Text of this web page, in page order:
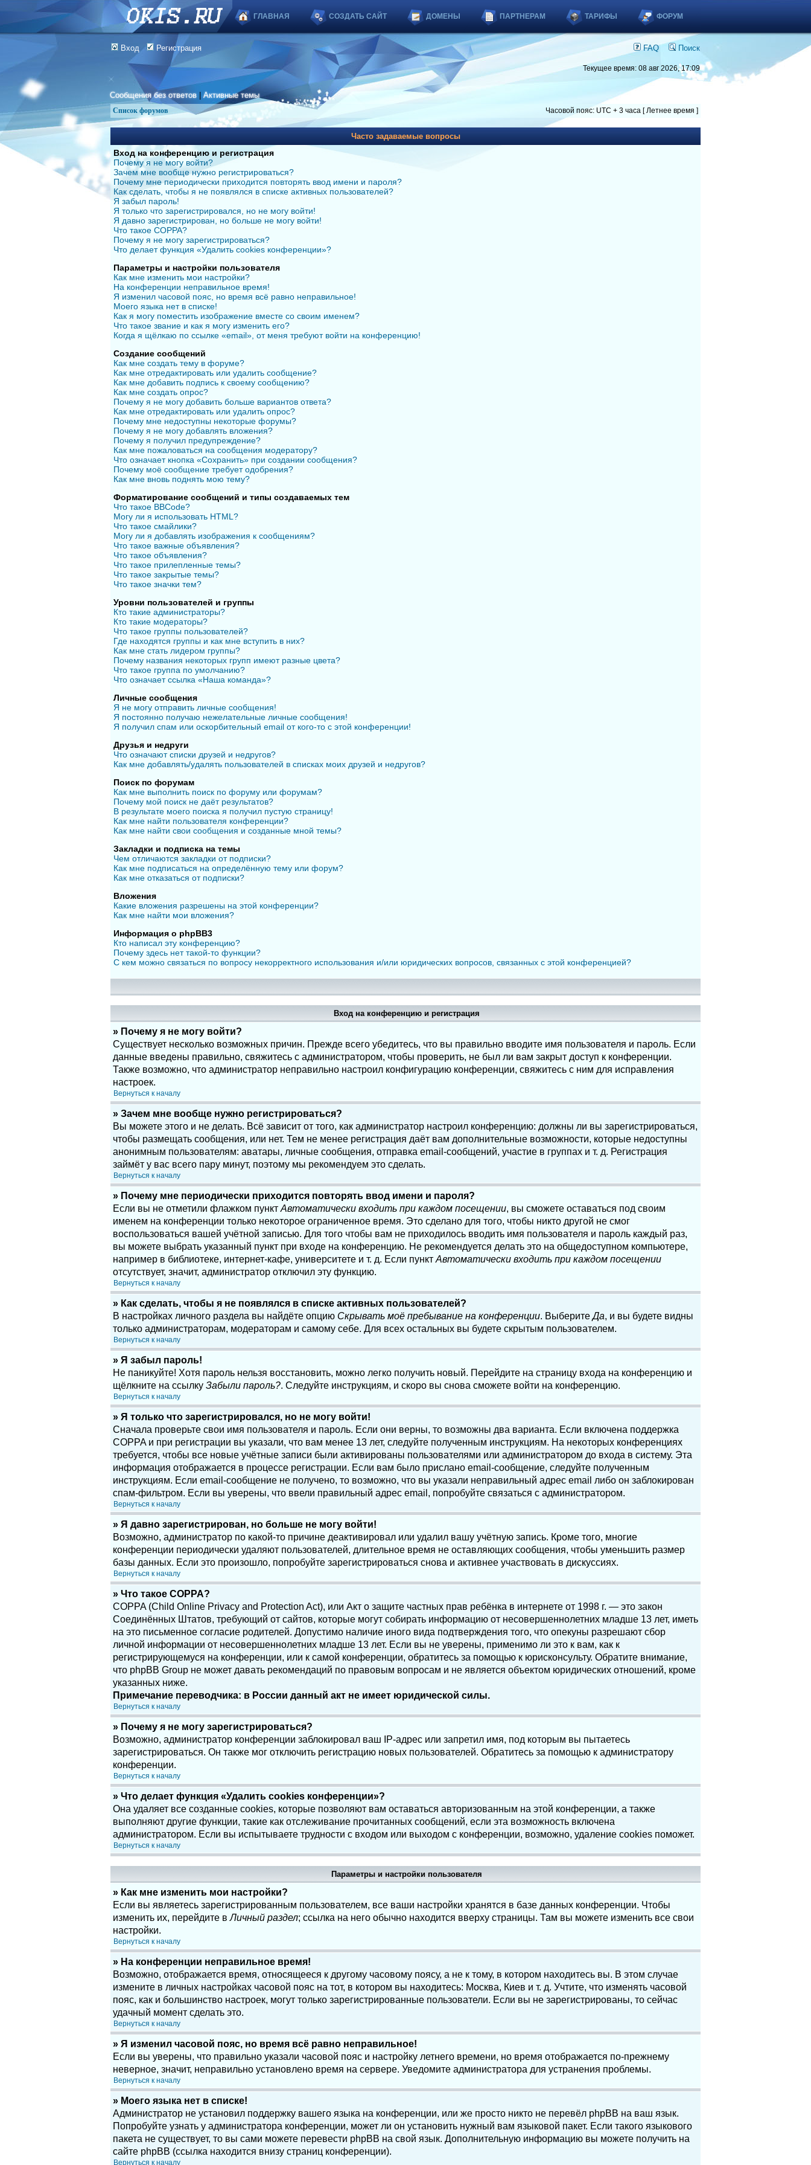
ГЛАВНАЯ СОЗДАТЬ САЙТ ДОМЕНЫ ПАРТНЕРАМ ТАРИФЫ ФОРУМ
Вход Регистрация FAQ Поиск
Текущее время: 08 авг 2026, 17:09
Сообщения без ответов |Активные темы
Список форумов Часовой пояс: UTC + 3 часа [ Летнее время ]
Часто задаваемые вопросы
Вход на конференцию и регистрация
Почему я не могу войти?
Зачем мне вообще нужно регистрироваться?
Почему мне периодически приходится повторять ввод имени и пароля?
Как сделать, чтобы я не появлялся в списке активных пользователей?
Я забыл пароль!
Я только что зарегистрировался, но не могу войти!
Я давно зарегистрирован, но больше не могу войти!
Что такое COPPA?
Почему я не могу зарегистрироваться?
Что делает функция «Удалить cookies конференции»?
Параметры и настройки пользователя
Как мне изменить мои настройки?
На конференции неправильное время!
Я изменил часовой пояс, но время всё равно неправильное!
Моего языка нет в списке!
Как я могу поместить изображение вместе со своим именем?
Что такое звание и как я могу изменить его?
Когда я щёлкаю по ссылке «email», от меня требуют войти на конференцию!
Создание сообщений
Как мне создать тему в форуме?
Как мне отредактировать или удалить сообщение?
Как мне добавить подпись к своему сообщению?
Как мне создать опрос?
Почему я не могу добавить больше вариантов ответа?
Как мне отредактировать или удалить опрос?
Почему мне недоступны некоторые форумы?
Почему я не могу добавлять вложения?
Почему я получил предупреждение?
Как мне пожаловаться на сообщения модератору?
Что означает кнопка «Сохранить» при создании сообщения?
Почему моё сообщение требует одобрения?
Как мне вновь поднять мою тему?
Форматирование сообщений и типы создаваемых тем
Что такое BBCode?
Могу ли я использовать HTML?
Что такое смайлики?
Могу ли я добавлять изображения к сообщениям?
Что такое важные объявления?
Что такое объявления?
Что такое прилепленные темы?
Что такое закрытые темы?
Что такое значки тем?
Уровни пользователей и группы
Кто такие администраторы?
Кто такие модераторы?
Что такое группы пользователей?
Где находятся группы и как мне вступить в них?
Как мне стать лидером группы?
Почему названия некоторых групп имеют разные цвета?
Что такое группа по умолчанию?
Что означает ссылка «Наша команда»?
Личные сообщения
Я не могу отправить личные сообщения!
Я постоянно получаю нежелательные личные сообщения!
Я получил спам или оскорбительный email от кого-то с этой конференции!
Друзья и недруги
Что означают списки друзей и недругов?
Как мне добавлять/удалять пользователей в списках моих друзей и недругов?
Поиск по форумам
Как мне выполнить поиск по форуму или форумам?
Почему мой поиск не даёт результатов?
В результате моего поиска я получил пустую страницу!
Как мне найти пользователя конференции?
Как мне найти свои сообщения и созданные мной темы?
Закладки и подписка на темы
Чем отличаются закладки от подписки?
Как мне подписаться на определённую тему или форум?
Как мне отказаться от подписки?
Вложения
Какие вложения разрешены на этой конференции?
Как мне найти мои вложения?
Информация о phpBB3
Кто написал эту конференцию?
Почему здесь нет такой-то функции?
С кем можно связаться по вопросу некорректного использования и/или юридических вопросов, связанных с этой конференцией?
Вход на конференцию и регистрация
» Почему я не могу войти?
Существует несколько возможных причин. Прежде всего убедитесь, что вы правильно вводите имя пользователя и пароль. Если
данные введены правильно, свяжитесь с администратором, чтобы проверить, не был ли вам закрыт доступ к конференции.
Также возможно, что администратор неправильно настроил конфигурацию конференции, свяжитесь с ним для исправления
настроек.
Вернуться к началу
» Зачем мне вообще нужно регистрироваться?
Вы можете этого и не делать. Всё зависит от того, как администратор настроил конференцию: должны ли вы зарегистрироваться,
чтобы размещать сообщения, или нет. Тем не менее регистрация даёт вам дополнительные возможности, которые недоступны
анонимным пользователям: аватары, личные сообщения, отправка email-сообщений, участие в группах и т. д. Регистрация
займёт у вас всего пару минут, поэтому мы рекомендуем это сделать.
Вернуться к началу
» Почему мне периодически приходится повторять ввод имени и пароля?
Если вы не отметили флажком пункт Автоматически входить при каждом посещении, вы сможете оставаться под своим
именем на конференции только некоторое ограниченное время. Это сделано для того, чтобы никто другой не смог
воспользоваться вашей учётной записью. Для того чтобы вам не приходилось вводить имя пользователя и пароль каждый раз,
вы можете выбрать указанный пункт при входе на конференцию. Не рекомендуется делать это на общедоступном компьютере,
например в библиотеке, интернет-кафе, университете и т. д. Если пункт Автоматически входить при каждом посещении
отсутствует, значит, администратор отключил эту функцию.
Вернуться к началу
» Как сделать, чтобы я не появлялся в списке активных пользователей?
В настройках личного раздела вы найдёте опцию Скрывать моё пребывание на конференции. ВыберитеДа, и вы будете видны
только администраторам, модераторам и самому себе. Для всех остальных вы будете скрытым пользователем.
Вернуться к началу
» Я забыл пароль!
Не паникуйте! Хотя пароль нельзя восстановить, можно легко получить новый. Перейдите на страницу входа на конференцию и
щёлкните на ссылку Забыли пароль?. Следуйте инструкциям, и скоро вы снова сможете войти на конференцию.
Вернуться к началу
» Я только что зарегистрировался, но не могу войти!
Сначала проверьте свои имя пользователя и пароль. Если они верны, то возможны два варианта. Если включена поддержка
COPPA и при регистрации вы указали, что вам менее 13 лет, следуйте полученным инструкциям. На некоторых конференциях
требуется, чтобы все новые учётные записи были активированы пользователями или администратором до входа в систему. Эта
информация отображается в процессе регистрации. Если вам было прислано email-сообщение, следуйте полученным
инструкциям. Если email-сообщение не получено, то возможно, что вы указали неправильный адрес email либо он заблокирован
спам-фильтром. Если вы уверены, что ввели правильный адрес email, попробуйте связаться с администратором.
Вернуться к началу
» Я давно зарегистрирован, но больше не могу войти!
Возможно, администратор по какой-то причине деактивировал или удалил вашу учётную запись. Кроме того, многие
конференции периодически удаляют пользователей, длительное время не оставляющих сообщения, чтобы уменьшить размер
базы данных. Если это произошло, попробуйте зарегистрироваться снова и активнее участвовать в дискуссиях.
Вернуться к началу
» Что такое COPPA?
COPPA (Child Online Privacy and Protection Act), или Акт о защите частных прав ребёнка в интернете от 1998 г. — это закон
Соединённых Штатов, требующий от сайтов, которые могут собирать информацию от несовершеннолетних младше 13 лет, иметь
на это письменное согласие родителей. Допустимо наличие иного вида подтверждения того, что опекуны разрешают сбор
личной информации от несовершеннолетних младше 13 лет. Если вы не уверены, применимо ли это к вам, как к
регистрирующемуся на конференции, или к самой конференции, обратитесь за помощью к юрисконсульту. Обратите внимание,
что phpBB Group не может давать рекомендаций по правовым вопросам и не является объектом юридических отношений, кроме
указанных ниже.
Примечание переводчика: в России данный акт не имеет юридической силы.
Вернуться к началу
» Почему я не могу зарегистрироваться?
Возможно, администратор конференции заблокировал ваш IP-адрес или запретил имя, под которым вы пытаетесь
зарегистрироваться. Он также мог отключить регистрацию новых пользователей. Обратитесь за помощью к администратору
конференции.
Вернуться к началу
» Что делает функция «Удалить cookies конференции»?
Она удаляет все созданные cookies, которые позволяют вам оставаться авторизованным на этой конференции, а также
выполняют другие функции, такие как отслеживание прочитанных сообщений, если эта возможность включена
администратором. Если вы испытываете трудности с входом или выходом с конференции, возможно, удаление cookies поможет.
Вернуться к началу
Параметры и настройки пользователя
» Как мне изменить мои настройки?
Если вы являетесь зарегистрированным пользователем, все ваши настройки хранятся в базе данных конференции. Чтобы
изменить их, перейдите вЛичный раздел; ссылка на него обычно находится вверху страницы. Там вы можете изменить все свои
настройки.
Вернуться к началу
» На конференции неправильное время!
Возможно, отображается время, относящееся к другому часовому поясу, а не к тому, в котором находитесь вы. В этом случае
измените в личных настройках часовой пояс на тот, в котором вы находитесь: Москва, Киев и т. д. Учтите, что изменять часовой
пояс, как и большинство настроек, могут только зарегистрированные пользователи. Если вы не зарегистрированы, то сейчас
удачный момент сделать это.
Вернуться к началу
» Я изменил часовой пояс, но время всё равно неправильное!
Если вы уверены, что правильно указали часовой пояс и настройку летнего времени, но время отображается по-прежнему
неверное, значит, неправильно установлено время на сервере. Уведомите администратора для устранения проблемы.
Вернуться к началу
» Моего языка нет в списке!
Администратор не установил поддержку вашего языка на конференции, или же просто никто не перевёл phpBB на ваш язык.
Попробуйте узнать у администратора конференции, может ли он установить нужный вам языковой пакет. Если такого языкового
пакета не существует, то вы сами можете перевести phpBB на свой язык. Дополнительную информацию вы можете получить на
сайте phpBB (ссылка находится внизу страниц конференции).
Вернуться к началу